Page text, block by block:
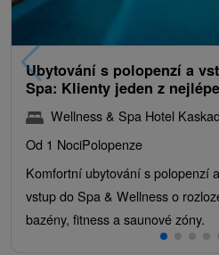
Ubytování s polopenzí a
Spa: Klienty jeden z
Wellness & Spa Hotel
Od 1 NociPolopenze
Komfortní ubytování s polopenzí
vstup do Spa & Wellness o
bazény, fitness a saunové zóny.